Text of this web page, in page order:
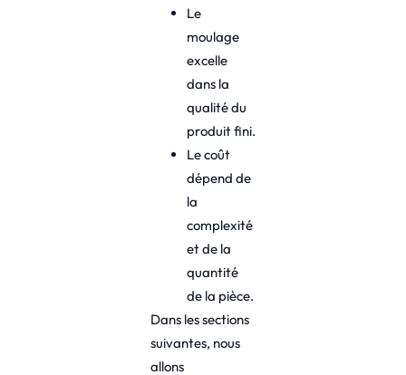
Le
moulage
excelle
dans la
qualité du
produit fini.
Le coût
dépend de
la
complexité
et de la
quantité
de la pièce.
Dans les sections
suivantes, nous
allons